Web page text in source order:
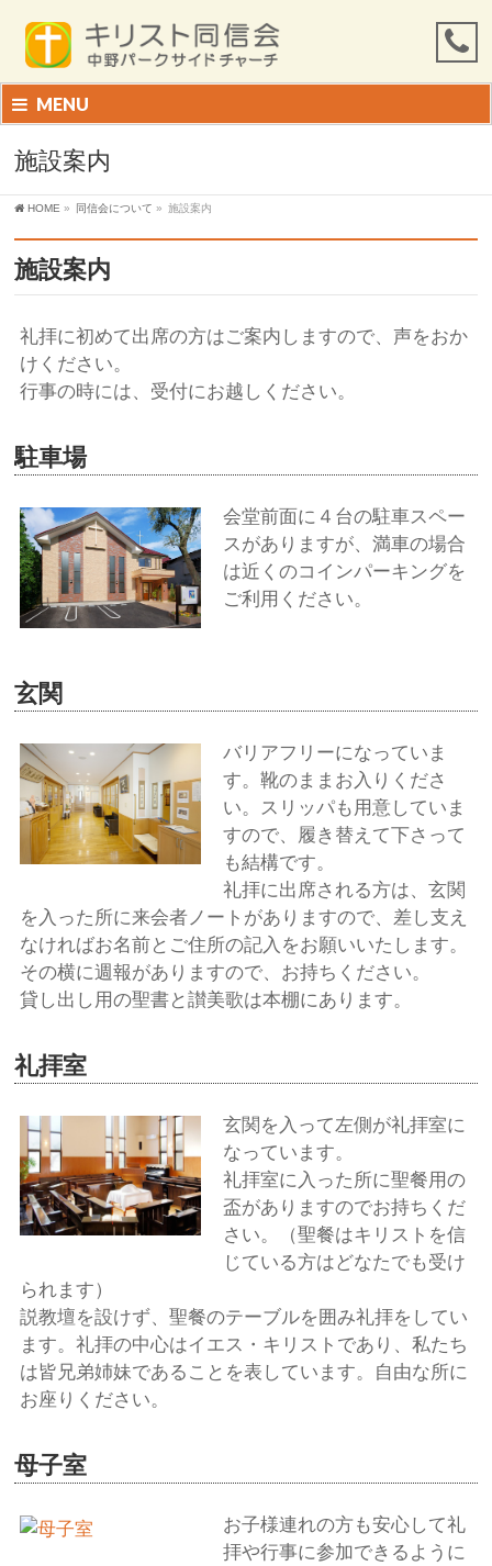
MENU
施設案内
HOME » 同信会について » 施設案内
施設案内
礼拝に初めて出席の方はご案内しますので、声をおか
けください。
行事の時には、受付にお越しください。
駐車場
会堂前面に４台の駐車スペー
スがありますが、満車の場合
は近くのコインパーキングを
ご利用ください。
玄関
バリアフリーになっていま
す。靴のままお入りくださ
い。スリッパも用意していま
すので、履き替えて下さって
も結構です。
礼拝に出席される方は、玄関
を入った所に来会者ノートがありますので、差し支え
なければお名前とご住所の記入をお願いいたします。
その横に週報がありますので、お持ちください。
貸し出し用の聖書と讃美歌は本棚にあります。
礼拝室
玄関を入って左側が礼拝室に
なっています。
礼拝室に入った所に聖餐用の
盃がありますのでお持ちくだ
さい。（聖餐はキリストを信
じている方はどなたでも受け
られます）
説教壇を設けず、聖餐のテーブルを囲み礼拝をしてい
ます。礼拝の中心はイエス・キリストであり、私たち
は皆兄弟姉妹であることを表しています。自由な所に
お座りください。
母子室
お子様連れの方も安心して礼
拝や行事に参加できるように